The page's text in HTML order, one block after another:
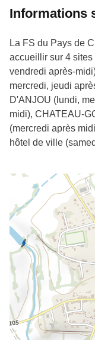
Informations
La FS du Pays de
accueillir sur 4 sites
vendredi après-
mercredi, jeudi
D'ANJOU (lundi,
midi), CHATEAU-
(mercredi après
hôtel de ville